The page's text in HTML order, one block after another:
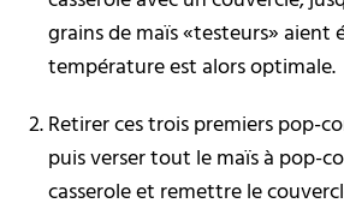
grains de maïs «testeurs» aient
température est alors optimale.
Retirer ces trois premiers pop-
puis verser tout le maïs à pop-
casserole et remettre le